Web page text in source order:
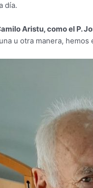
día.
Aristu, como el P.
u otra manera, hemos